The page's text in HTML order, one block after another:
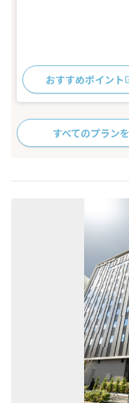
おすすめポイント
すべてのプラン